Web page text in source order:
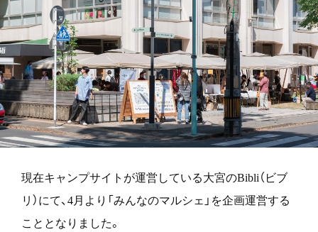
現在キャンプサイトが運営している大宮のBibli（ビブ
リ）にて、4月より「みんなのマルシェ」を企画運営する
こととなりました。
Recruit
Contact